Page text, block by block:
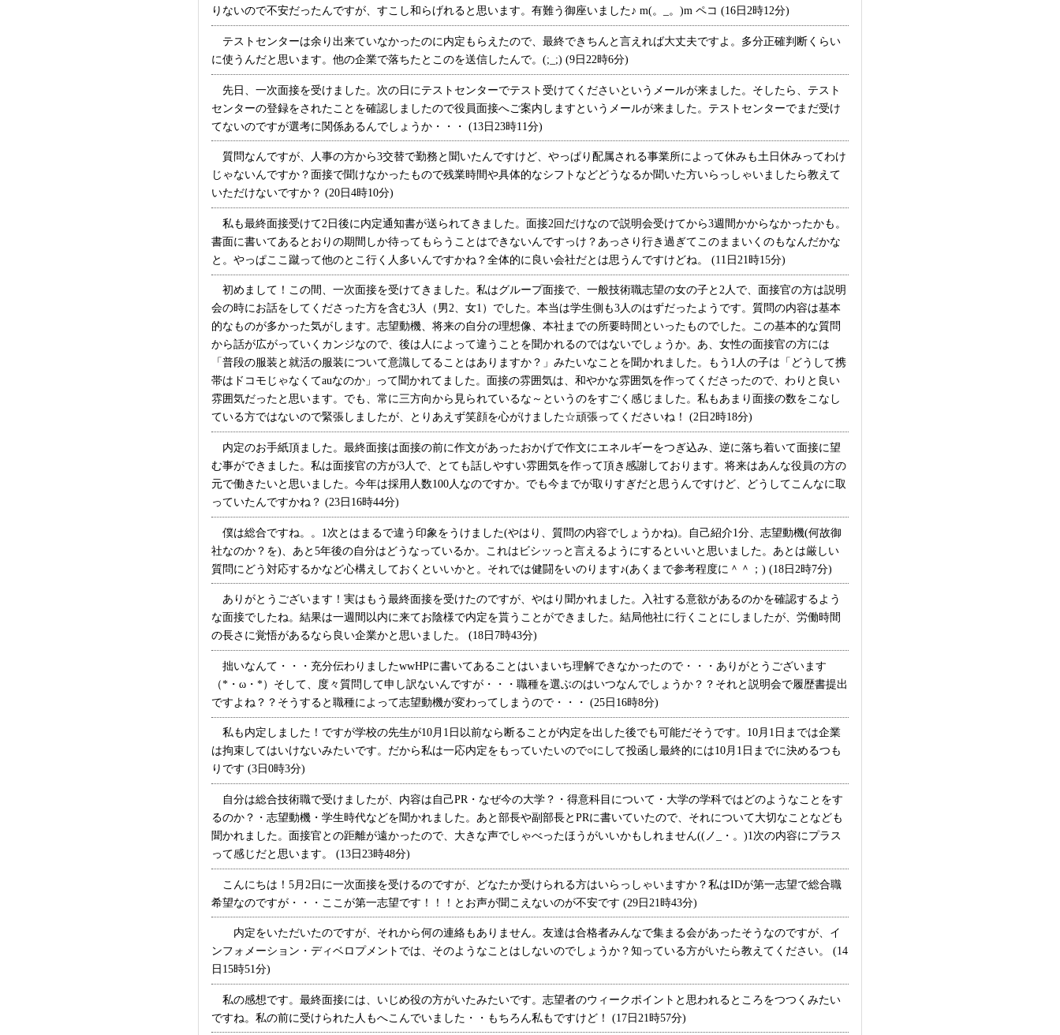
りないので不安だったんですが、すこし和らげれると思います。有難う御座いました♪ m(。_。)m ペコ (16日2時12分)
テストセンターは余り出来ていなかったのに内定もらえたので、最終できちんと言えれば大丈夫ですよ。多分正確判断くらい
に使うんだと思います。他の企業で落ちたとこのを送信したんで。(;_;) (9日22時6分)
先日、一次面接を受けました。次の日にテストセンターでテスト受けてくださいというメールが来ました。そしたら、テスト
センターの登録をされたことを確認しましたので役員面接へご案内しますというメールが来ました。テストセンターでまだ受け
てないのですが選考に関係あるんでしょうか・・・ (13日23時11分)
質問なんですが、人事の方から3交替で勤務と聞いたんですけど、やっぱり配属される事業所によって休みも土日休みってわけ
じゃないんですか？面接で聞けなかったもので残業時間や具体的なシフトなどどうなるか聞いた方いらっしゃいましたら教えて
いただけないですか？ (20日4時10分)
私も最終面接受けて2日後に内定通知書が送られてきました。面接2回だけなので説明会受けてから3週間かからなかったかも。
書面に書いてあるとおりの期間しか待ってもらうことはできないんですっけ？あっさり行き過ぎてこのままいくのもなんだかな
と。やっぱここ蹴って他のとこ行く人多いんですかね？全体的に良い会社だとは思うんですけどね。 (11日21時15分)
初めまして！この間、一次面接を受けてきました。私はグループ面接で、一般技術職志望の女の子と2人で、面接官の方は説明
会の時にお話をしてくださった方を含む3人（男2、女1）でした。本当は学生側も3人のはずだったようです。質問の内容は基本
的なものが多かった気がします。志望動機、将来の自分の理想像、本社までの所要時間といったものでした。この基本的な質問
から話が広がっていくカンジなので、後は人によって違うことを聞かれるのではないでしょうか。あ、女性の面接官の方には
「普段の服装と就活の服装について意識してることはありますか？」みたいなことを聞かれました。もう1人の子は「どうして携
帯はドコモじゃなくてauなのか」って聞かれてました。面接の雰囲気は、和やかな雰囲気を作ってくださったので、わりと良い
雰囲気だったと思います。でも、常に三方向から見られているな～というのをすごく感じました。私もあまり面接の数をこなし
ている方ではないので緊張しましたが、とりあえず笑顔を心がけました☆頑張ってくださいね！ (2日2時18分)
内定のお手紙頂ました。最終面接は面接の前に作文があったおかげで作文にエネルギーをつぎ込み、逆に落ち着いて面接に望
む事ができました。私は面接官の方が3人で、とても話しやすい雰囲気を作って頂き感謝しております。将来はあんな役員の方の
元で働きたいと思いました。今年は採用人数100人なのですか。でも今までが取りすぎだと思うんですけど、どうしてこんなに取
っていたんですかね？ (23日16時44分)
僕は総合ですね。。1次とはまるで違う印象をうけました(やはり、質問の内容でしょうかね)。自己紹介1分、志望動機(何故御
社なのか？を)、あと5年後の自分はどうなっているか。これはビシッっと言えるようにするといいと思いました。あとは厳しい
質問にどう対応するかなど心構えしておくといいかと。それでは健闘をいのります♪(あくまで参考程度に＾＾；) (18日2時7分)
ありがとうございます！実はもう最終面接を受けたのですが、やはり聞かれました。入社する意欲があるのかを確認するよう
な面接でしたね。結果は一週間以内に来てお陰様で内定を貰うことができました。結局他社に行くことにしましたが、労働時間
の長さに覚悟があるなら良い企業かと思いました。 (18日7時43分)
拙いなんて・・・充分伝わりましたwwHPに書いてあることはいまいち理解できなかったので・・・ありがとうございます
（*・ω・*）そして、度々質問して申し訳ないんですが・・・職種を選ぶのはいつなんでしょうか？？それと説明会で履歴書提出
ですよね？？そうすると職種によって志望動機が変わってしまうので・・・ (25日16時8分)
私も内定しました！ですが学校の先生が10月1日以前なら断ることが内定を出した後でも可能だそうです。10月1日までは企業
は拘束してはいけないみたいです。だから私は一応内定をもっていたいので○にして投函し最終的には10月1日までに決めるつも
りです (3日0時3分)
自分は総合技術職で受けましたが、内容は自己PR・なぜ今の大学？・得意科目について・大学の学科ではどのようなことをす
るのか？・志望動機・学生時代などを聞かれました。あと部長や副部長とPRに書いていたので、それについて大切なことなども
聞かれました。面接官との距離が遠かったので、大きな声でしゃべったほうがいいかもしれません((ノ_・。)1次の内容にプラス
って感じだと思います。 (13日23時48分)
こんにちは！5月2日に一次面接を受けるのですが、どなたか受けられる方はいらっしゃいますか？私はIDが第一志望で総合職
希望なのですが・・・ここが第一志望です！！！とお声が聞こえないのが不安です (29日21時43分)
内定をいただいたのですが、それから何の連絡もありません。友達は合格者みんなで集まる会があったそうなのですが、イ
ンフォメーション・ディベロプメントでは、そのようなことはしないのでしょうか？知っている方がいたら教えてください。 (14
日15時51分)
私の感想です。最終面接には、いじめ役の方がいたみたいです。志望者のウィークポイントと思われるところをつつくみたい
ですね。私の前に受けられた人もへこんでいました・・もちろん私もですけど！ (17日21時57分)